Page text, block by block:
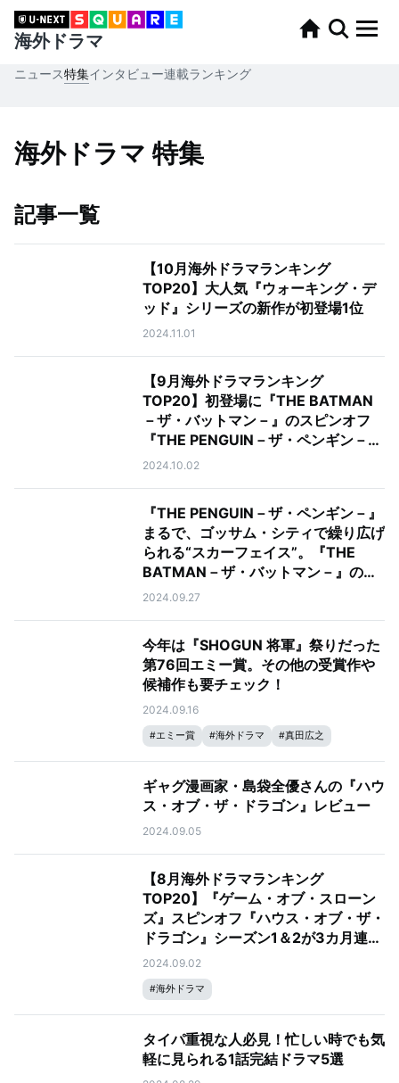
海外ドラマ
ニュース特集インタビュー連載ランキング
海外ドラマ 特集
記事一覧
【10月海外ドラマランキング
TOP20】大人気『ウォーキング・デ
ッド』シリーズの新作が初登場1位
2024.11.01
【9月海外ドラマランキング
TOP20】初登場に『THE BATMAN
－ザ・バットマン－』のスピンオフ
『THE PENGUIN－ザ・ペンギン－』
が登場
2024.10.02
『THE PENGUIN－ザ・ペンギン－』
まるで、ゴッサム・シティで繰り広げ
られる“スカーフェイス”。『THE
BATMAN－ザ・バットマン－』のス
ピンオフ犯罪ドラマ
2024.09.27
今年は『SHOGUN 将軍』祭りだった
第76回エミー賞。その他の受賞作や
候補作も要チェック！
2024.09.16
#エミー賞 #海外ドラマ #真田広之
ギャグ漫画家・島袋全優さんの『ハウ
ス・オブ・ザ・ドラゴン』レビュー
2024.09.05
【8月海外ドラマランキング
TOP20】『ゲーム・オブ・スローン
ズ』スピンオフ『ハウス・オブ・ザ・
ドラゴン』シーズン1＆2が3カ月連続
のTOP2
2024.09.02
#海外ドラマ
タイパ重視な人必見！忙しい時でも気
軽に見られる1話完結ドラマ5選